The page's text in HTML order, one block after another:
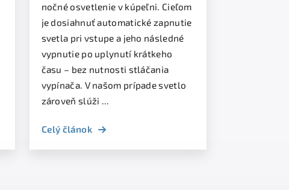
nočné osvetlenie v kúpeľni. Cieľom
je dosiahnuť automatické zapnutie
svetla pri vstupe a jeho následné
vypnutie po uplynutí krátkeho
času – bez nutnosti stláčania
vypínača. V našom prípade svetlo
zároveň slúži ...
Celý článok